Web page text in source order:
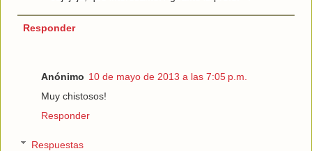
Responder
Anónimo 10 de mayo de 2013 a las 7:05 p.m.
Muy chistosos!
Responder
Respuestas